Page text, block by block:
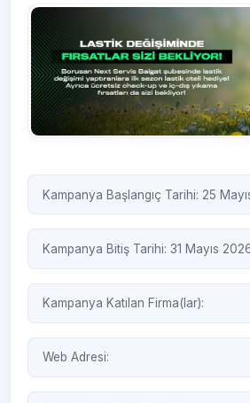
Kampanya Başlangıç Tarihi: 25
Kampanya Bitiş Tarihi: 31 Mayıs
Kampanya Katılan Firma(lar):
Web Adresi: